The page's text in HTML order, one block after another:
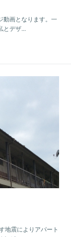
動画となります。一
とデザ...
地震によりアパート